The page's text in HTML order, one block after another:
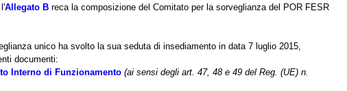
Allegato B reca la composizione del Comitato per la sorveglianza del POR FESR
unico ha svolto la sua seduta di insediamento in data 7 luglio 2015,
documenti:
Interno di Funzionamento (ai sensi degli art. 47, 48 e 49 del Reg. (UE) n.